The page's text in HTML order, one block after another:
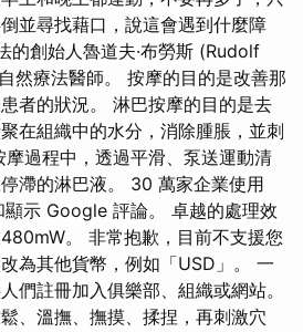
並尋找藉口，說這會遇到什麼障
的創始人魯道夫·布勞斯 (Rudolf
然療法醫師。 按摩的目的是改善那
者的狀況。 淋巴按摩的目的是去
在組織中的水分，消除腫脹，並刺
過程中，透過平滑、泵送運動清
滯的淋巴液。 30 萬家企業使用
示 Google 評論。 卓越的處理效
。 非常抱歉，目前不支援您
為其他貨幣，例如「USD」。 一
們註冊加入俱樂部、組織或網站。
、溫撫、撫摸、揉捏，再刺激穴